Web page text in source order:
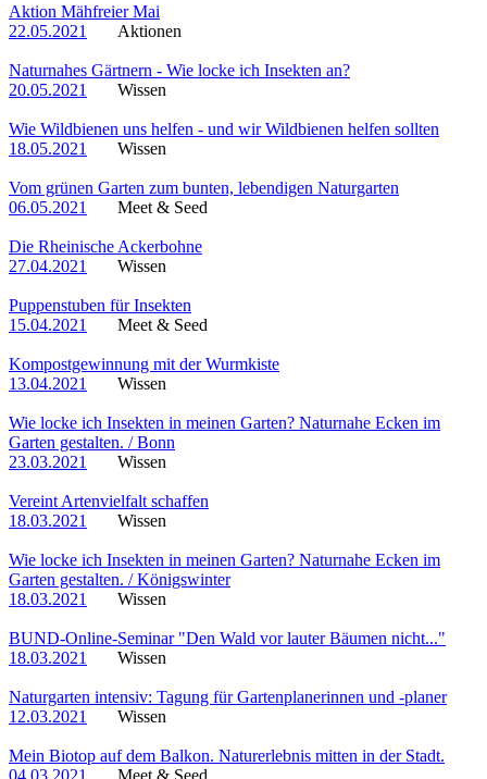
Aktion Mähfreier Mai
22.05.2021
Aktionen
Naturnahes Gärtnern - Wie locke ich Insekten an?
20.05.2021
Wissen
Wie Wildbienen uns helfen - und wir Wildbienen helfen sollten
18.05.2021
Wissen
Vom grünen Garten zum bunten, lebendigen Naturgarten
06.05.2021
Meet & Seed
Die Rheinische Ackerbohne
27.04.2021
Wissen
Puppenstuben für Insekten
15.04.2021
Meet & Seed
Kompostgewinnung mit der Wurmkiste
13.04.2021
Wissen
Wie locke ich Insekten in meinen Garten? Naturnahe Ecken im
Garten gestalten. / Bonn
23.03.2021
Wissen
Vereint Artenvielfalt schaffen
18.03.2021
Wissen
Wie locke ich Insekten in meinen Garten? Naturnahe Ecken im
Garten gestalten. / Königswinter
18.03.2021
Wissen
BUND-Online-Seminar "Den Wald vor lauter Bäumen nicht..."
18.03.2021
Wissen
Naturgarten intensiv: Tagung für Gartenplanerinnen und -planer
12.03.2021
Wissen
Mein Biotop auf dem Balkon. Naturerlebnis mitten in der Stadt.
04.03.2021
Meet & Seed